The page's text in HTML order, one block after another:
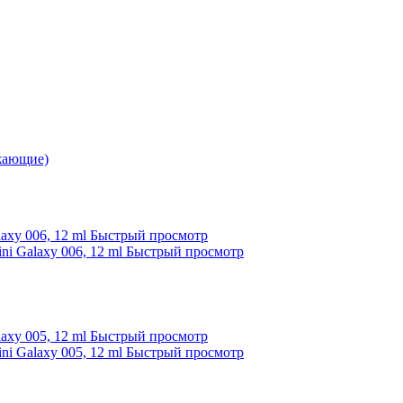
Быстрый просмотр
Быстрый просмотр
Быстрый просмотр
Быстрый просмотр